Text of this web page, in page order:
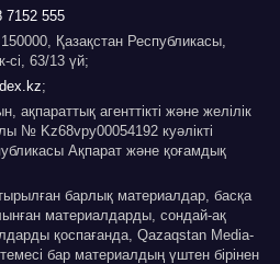
7152 555
150000, Қазақстан Республикасы,
сі, 63/13 үй;
;
ақпараттық агенттікті және желілік
№ Kz68vpy00054192 куәлікті
Ақпарат және қоғамдық
барлық материалдар, басқа
материалдарды, сондай-ақ
қоспағанда, Qazaqstan Media-
бар материалдың үштен бірінен